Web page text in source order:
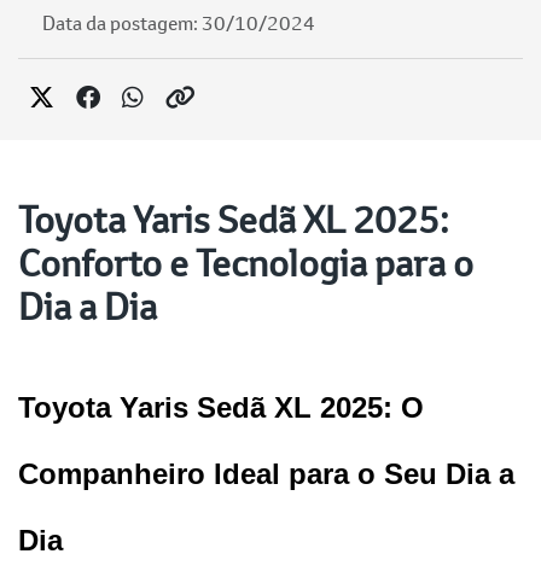
Data da postagem: 30/10/2024
Toyota Yaris Sedã XL 2025:
Conforto e Tecnologia para o
Dia a Dia
Toyota Yaris Sedã XL 2025: O
Companheiro Ideal para o Seu Dia a
Dia